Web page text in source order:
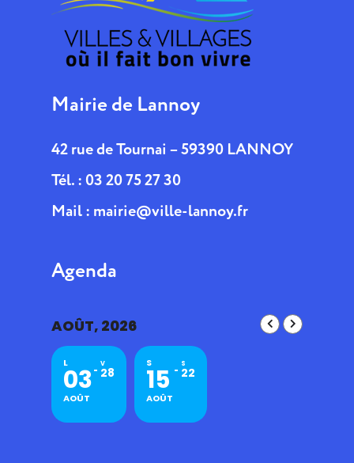
Mairie de Lannoy
42 rue de Tournai – 59390 LANNOY
Tél. : 03 20 75 27 30
Mail : mairie@ville-lannoy.fr
Agenda
AOÛT, 2026
L
03
AOÛT
V
28
S
15
AOÛT
S
22